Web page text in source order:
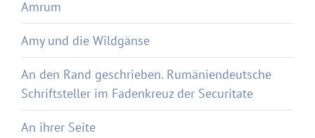
Amrum
Amy und die Wildgänse
An den Rand geschrieben. Rumäniendeutsche
Schriftsteller im Fadenkreuz der Securitate
An ihrer Seite